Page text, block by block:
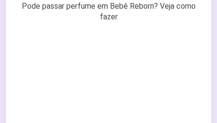
Pode passar perfume em Bebê Reborn? Veja como
fazer